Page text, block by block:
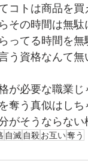
コトは商品を
その時間は無
ってる時間を
う資格なんて無
が必要な職業
奪う真似はし
がそうならな
自滅 自殺お互い奪う